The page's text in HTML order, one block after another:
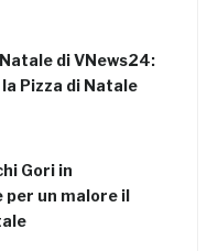
di VNews24:
la Pizza di Natale
Gori in
per un malore il